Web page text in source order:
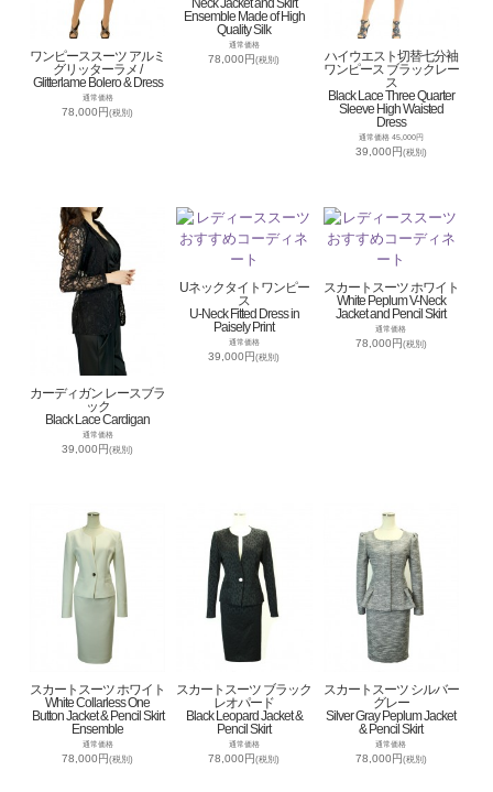
ワンピーススーツ アルミ
グリッターラメ /
Glitterlame Bolero & Dress
通常価格
78,000円(税別)
Ensemble Made of High
Quality Silk
通常価格
78,000円(税別)
ハイウエスト切替七分袖
ワンピース ブラックレー
ス
Black Lace Three Quarter
Sleeve High Waisted
Dress
通常価格 45,000円
39,000円(税別)
カーディガン レースブラ
ック
Black Lace Cardigan
通常価格
39,000円(税別)
Uネックタイトワンピー
ス
U-Neck Fitted Dress in
Paisely Print
通常価格
39,000円(税別)
スカートスーツ ホワイト
White Peplum V-Neck
Jacket and Pencil Skirt
通常価格
78,000円(税別)
スカートスーツ ホワイト
White Collarless One
Button Jacket & Pencil Skirt
Ensemble
通常価格
78,000円(税別)
スカートスーツ ブラック
レオパード
Black Leopard Jacket &
Pencil Skirt
通常価格
78,000円(税別)
スカートスーツ シルバー
グレー
Silver Gray Peplum Jacket
& Pencil Skirt
通常価格
78,000円(税別)